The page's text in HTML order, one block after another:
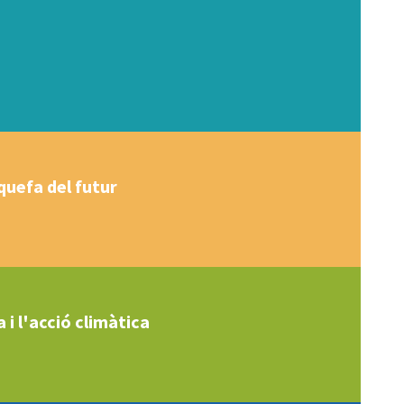
del futur
i l'acció climàtica